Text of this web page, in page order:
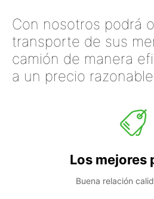
Con nosotros podrá
transporte de sus
camión de manera
a un precio razonable.
Los mejores
Buena relación